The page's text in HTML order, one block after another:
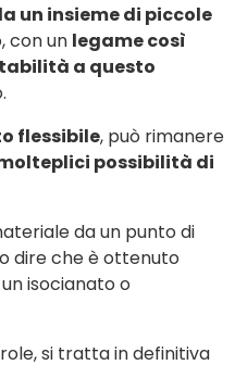
un insieme di piccole
con un legame così
a questo
flessibile, può rimanere
possibilità di
da un punto di
dire che è ottenuto
isocianato o
si tratta in definitiva